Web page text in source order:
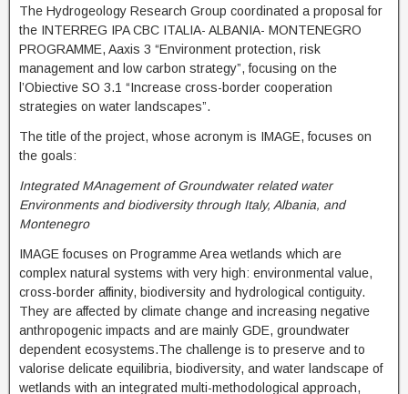
The Hydrogeology Research Group coordinated a proposal for
the INTERREG IPA CBC ITALIA- ALBANIA- MONTENEGRO
PROGRAMME, Aaxis 3 “Environment protection, risk
management and low carbon strategy”, focusing on the
l’Obiective SO 3.1 “Increase cross-border cooperation
strategies on water landscapes”.
The title of the project, whose acronym is IMAGE, focuses on
the goals:
Integrated MAnagement of Groundwater related water
Environments and biodiversity through Italy, Albania, and
Montenegro
IMAGE focuses on Programme Area wetlands which are
complex natural systems with very high: environmental value,
cross-border affinity, biodiversity and hydrological contiguity.
They are affected by climate change and increasing negative
anthropogenic impacts and are mainly GDE, groundwater
dependent ecosystems.The challenge is to preserve and to
valorise delicate equilibria, biodiversity, and water landscape of
wetlands with an integrated multi-methodological approach,